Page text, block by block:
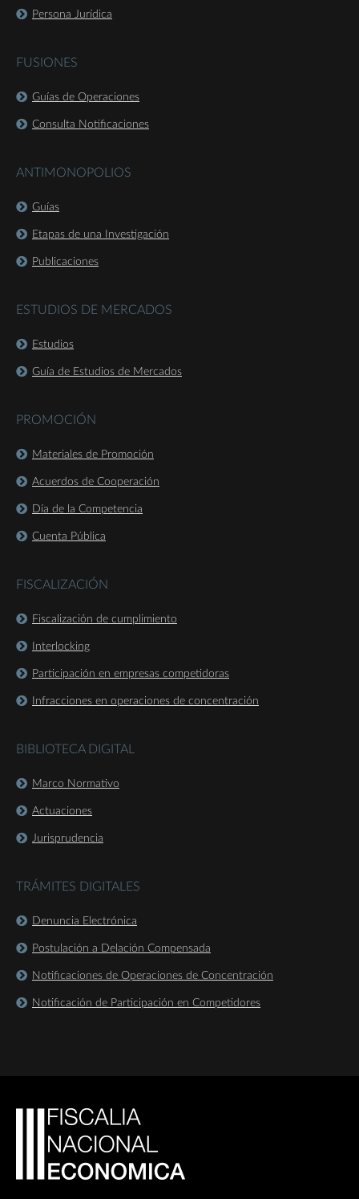
Persona Jurídica
FUSIONES
Guías de Operaciones
Consulta Notificaciones
ANTIMONOPOLIOS
Guías
Etapas de una Investigación
Publicaciones
ESTUDIOS DE MERCADOS
Estudios
Guía de Estudios de Mercados
PROMOCIÓN
Materiales de Promoción
Acuerdos de Cooperación
Día de la Competencia
Cuenta Pública
FISCALIZACIÓN
Fiscalización de cumplimiento
Interlocking
Participación en empresas competidoras
Infracciones en operaciones de concentración
BIBLIOTECA DIGITAL
Marco Normativo
Actuaciones
Jurisprudencia
TRÁMITES DIGITALES
Denuncia Electrónica
Postulación a Delación Compensada
Notificaciones de Operaciones de Concentración
Notificación de Participación en Competidores